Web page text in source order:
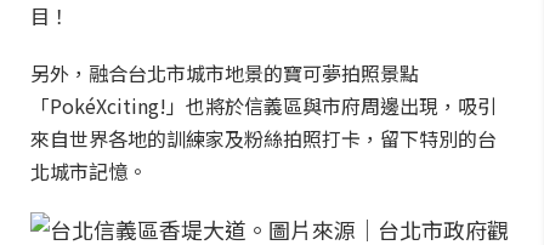
目！
另外，融合台北市城市地景的寶可夢拍照景點
「PokéXciting!」也將於信義區與市府周邊出現，吸引
來自世界各地的訓練家及粉絲拍照打卡，留下特別的台
北城市記憶。